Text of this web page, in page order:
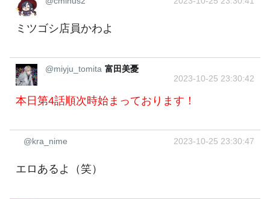
ミツゴシ店員かわよ
@miyju_tomita 富田美憂
2023-10-25 23:30:42
本日第4話順次時始まっております！
@kra_nime 2023-10-25 23:30:47
エロあるよ（笑）